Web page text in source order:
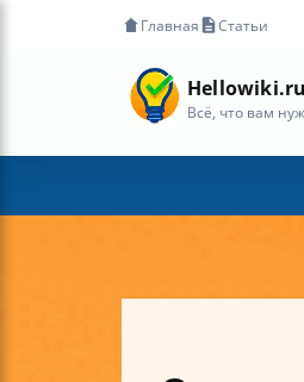
Главная Статьи
Hellowiki.ru
Всё, что вам